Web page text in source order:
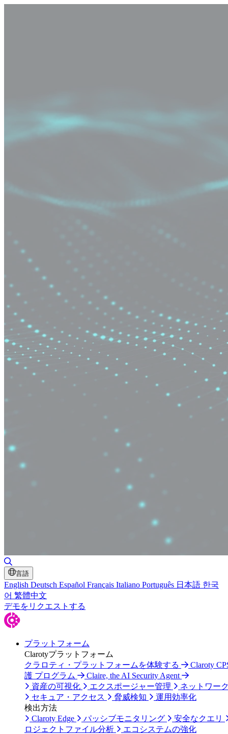
言語
English Deutsch Español Français Italiano Português 日本語 한국
어 繁體中文
デモをリクエストする
プラットフォーム
Clarotyプラットフォーム
クラロティ・プラットフォームを体験する
Claroty
護 プログラム
Claire, the AI Security Agent
資産の可視化
エクスポージャー管理
ネットワー
セキュア・アクセス
脅威検知
運用効率化
検出方法
Claroty Edge
パッシブモニタリング
安全なクエリ
ロジェクトファイル分析
エコシステムの強化